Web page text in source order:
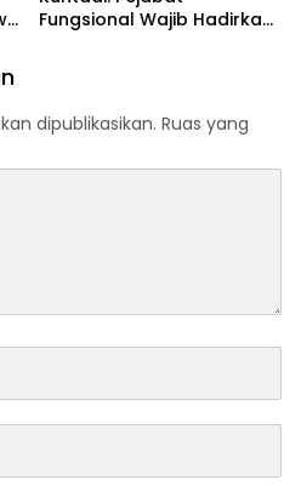
Fungsional Wajib Hadirkan
dipublikasikan. Ruas yang